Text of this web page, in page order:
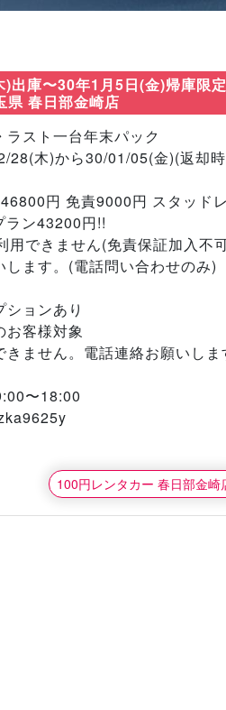
庫〜30年1月5日(金)帰庫限
県 春日部金崎店
スト一台年末パック
28(木)から30/01/05(金)(返却
円 免責9000円 スタッド
ン43200円!!
できません(免責保証加入不
します。(電話問い合わせのみ)
ョンあり
お客様対象
きません。電話連絡お願いし
〜18:00
100円レンタカー 春日部金崎